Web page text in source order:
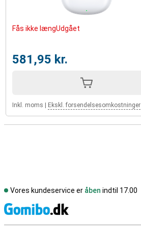
Fås ikke længUdgået
581,95 kr.
Inkl. moms Ekskl. forsendelsesomkostninger
Vores kundeservice er åben indtil 17.00